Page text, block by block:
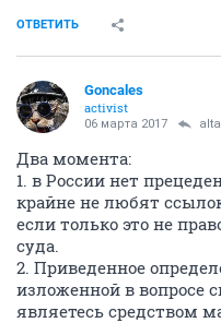
ОТВЕТИТЬ
Goncales
activist
06 марта 2017
Два момента:
1. в России нет
крайне не любят
если только это не
суда.
2. Приведенное
изложенной в вопросе
являетесь средством